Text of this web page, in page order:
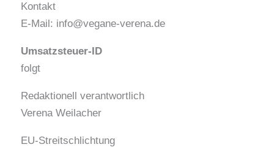
Kontakt
E-Mail: info@vegane-verena.de
Umsatzsteuer-ID
folgt
Redaktionell verantwortlich
Verena Weilacher
EU-Streitschlichtung